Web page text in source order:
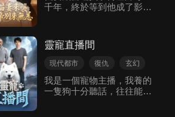
後，萌寶一手提著尿布，一
千年，終於等到他成了影帝
猫，被他當寶貝一樣寵著，
她則以猫形替他趕走綠茶、
擋下危險。 而他也一步步懷
是就是新來的女演員戚書瑤
是同一人。 為了不嚇到他，
靈寵直播間
現代都市 復仇 玄幻
我是一個寵物主播，我養的
一隻狗十分聽話，往往能做